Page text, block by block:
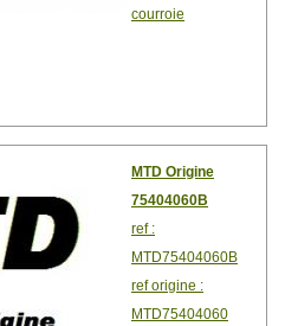
courroie
MTD Origine
75404060B
ref :
MTD75404060B
ref origine :
MTD75404060